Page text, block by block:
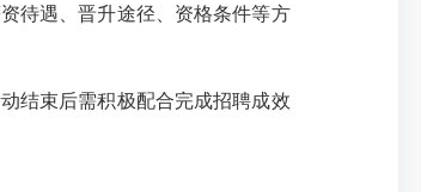
待遇、晋升途径、资格条件等方
结束后需积极配合完成招聘成效